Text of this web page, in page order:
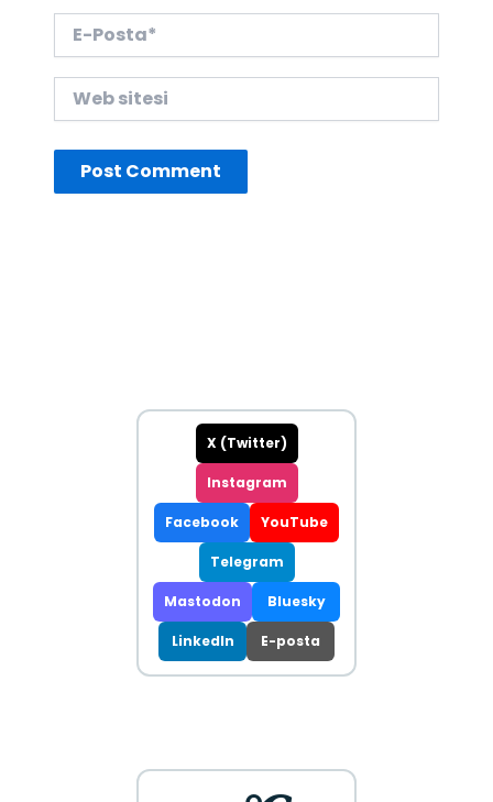
Posta*
sitesi
X (Twitter)
Instagram
Facebook YouTube
Telegram
Mastodon Bluesky
LinkedIn E-posta